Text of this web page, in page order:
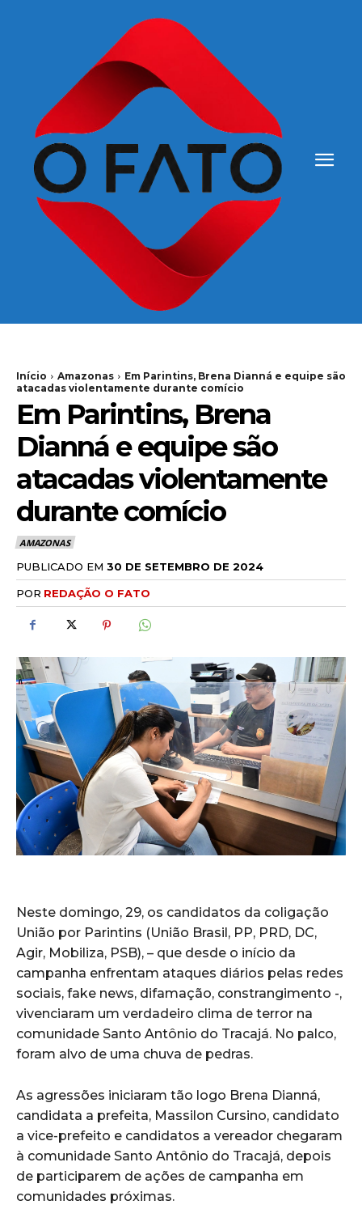
Início Amazonas
Em Parintins, Brena Dianná e equipe são
atacadas violentamente durante comício
Em Parintins, Brena
Dianná e equipe são
atacadas violentamente
durante comício
AMAZONAS
PUBLICADO EM 30 DE SETEMBRO DE 2024
POR REDAÇÃO O FATO
Neste domingo, 29, os candidatos da coligação
União por Parintins (União Brasil, PP, PRD, DC,
Agir, Mobiliza, PSB), – que desde o início da
campanha enfrentam ataques diários pelas redes
sociais, fake news, difamação, constrangimento -,
vivenciaram um verdadeiro clima de terror na
comunidade Santo Antônio do Tracajá. No palco,
foram alvo de uma chuva de pedras.
As agressões iniciaram tão logo Brena Dianná,
candidata a prefeita, Massilon Cursino, candidato
a vice-prefeito e candidatos a vereador chegaram
à comunidade Santo Antônio do Tracajá, depois
de participarem de ações de campanha em
comunidades próximas.